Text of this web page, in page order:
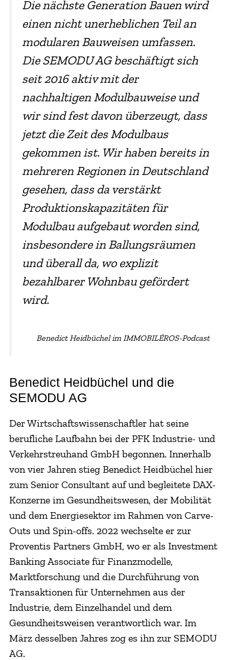
Die nächste Generation Bauen wird
einen nicht unerheblichen Teil an
modularen Bauweisen umfassen.
Die SEMODU AG beschäftigt sich
seit 2016 aktiv mit der
nachhaltigen Modulbauweise und
wir sind fest davon überzeugt, dass
jetzt die Zeit des Modulbaus
gekommen ist. Wir haben bereits in
mehreren Regionen in Deutschland
gesehen, dass da verstärkt
Produktionskapazitäten für
Modulbau aufgebaut worden sind,
insbesondere in Ballungsräumen
und überall da, wo explizit
bezahlbarer Wohnbau gefördert
wird.
Benedict Heidbüchel im IMMOBILÉROS-Podcast
Benedict Heidbüchel und die
SEMODU AG
Der Wirtschaftswissenschaftler hat seine
berufliche Laufbahn bei der PFK Industrie- und
Verkehrstreuhand GmbH begonnen. Innerhalb
von vier Jahren stieg Benedict Heidbüchel hier
zum Senior Consultant auf und begleitete DAX-
Konzerne im Gesundheitswesen, der Mobilität
und dem Energiesektor im Rahmen von Carve-
Outs und Spin-offs. 2022 wechselte er zur
Proventis Partners GmbH, wo er als Investment
Banking Associate für Finanzmodelle,
Marktforschung und die Durchführung von
Transaktionen für Unternehmen aus der
Industrie, dem Einzelhandel und dem
Gesundheitsweisen verantwortlich war. Im
März desselben Jahres zog es ihn zur SEMODU
AG.